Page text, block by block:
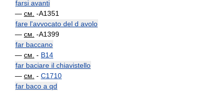
farsi avanti
— см. -A1351
fare l'avvocato del d avolo
— см. -A1399
far baccano
— см. - B14
far baciare il chiavistello
— см. - C1710
far baco a qd